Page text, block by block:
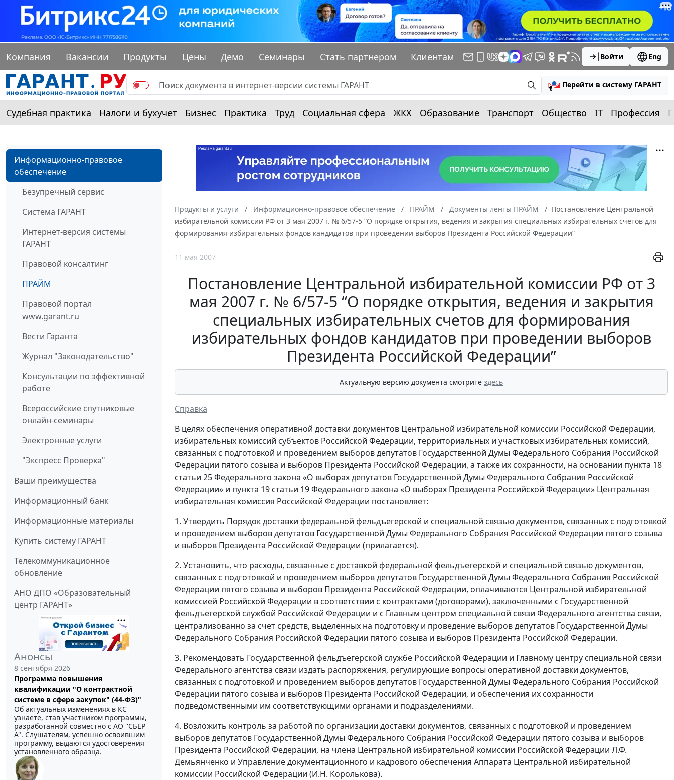
Компания Вакансии Продукты Цены Демо Семинары Стать партнером Клиентам Войти Eng
Перейти в систему ГАРАНТ
Судебная практика Налоги и бухучет Бизнес Практика Труд Социальная сфера ЖКХ Образование Транспорт Общество IT Профессия
Информационно-правовое
обеспечение
Безупречный сервис
Система ГАРАНТ
Интернет-версия системы
ГАРАНТ
Правовой консалтинг
ПРАЙМ
Правовой портал
www.garant.ru
Вести Гаранта
Журнал "Законодательство"
Консультации по эффективной
работе
Всероссийские спутниковые
онлайн-семинары
Электронные услуги
"Экспресс Проверка"
Ваши преимущества
Информационный банк
Информационные материалы
Купить систему ГАРАНТ
Телекоммуникационное
обновление
АНО ДПО «Образовательный
центр ГАРАНТ»
Анонсы
8 сентября 2026
Программа повышения
квалификации "О контрактной
системе в сфере закупок" (44-ФЗ)"
Об актуальных изменениях в КС
узнаете, став участником программы,
разработанной совместно с АО ''СБЕР
А". Слушателям, успешно освоившим
программу, выдаются удостоверения
установленного образца.
Продукты и услуги Информационно-правовое обеспечение ПРАЙМ Документы ленты ПРАЙМ
Постановление Центральной
избирательной комиссии РФ от 3 мая 2007 г. № 6/57-5 “О порядке открытия, ведения и закрытия специальных избирательных счетов для
формирования избирательных фондов кандидатов при проведении выборов Президента Российской Федерации”
11 мая 2007
Постановление Центральной избирательной комиссии РФ от 3
мая 2007 г. № 6/57-5 “О порядке открытия, ведения и закрытия
специальных избирательных счетов для формирования
избирательных фондов кандидатов при проведении выборов
Президента Российской Федерации”
Актуальную версию документа смотрите здесь
Справка
В целях обеспечения оперативной доставки документов Центральной избирательной комиссии Российской Федерации,
избирательных комиссий субъектов Российской Федерации, территориальных и участковых избирательных комиссий,
связанных с подготовкой и проведением выборов депутатов Государственной Думы Федерального Собрания Российской
Федерации пятого созыва и выборов Президента Российской Федерации, а также их сохранности, на основании пункта 18
статьи 25 Федерального закона «О выборах депутатов Государственной Думы Федерального Собрания Российской
Федерации» и пункта 19 статьи 19 Федерального закона «О выборах Президента Российской Федерации» Центральная
избирательная комиссия Российской Федерации постановляет:
1. Утвердить Порядок доставки федеральной фельдъегерской и специальной связью документов, связанных с подготовкой
и проведением выборов депутатов Государственной Думы Федерального Собрания Российской Федерации пятого созыва
и выборов Президента Российской Федерации (прилагается).
2. Установить, что расходы, связанные с доставкой федеральной фельдъегерской и специальной связью документов,
связанных с подготовкой и проведением выборов депутатов Государственной Думы Федерального Собрания Российской
Федерации пятого созыва и выборов Президента Российской Федерации, оплачиваются Центральной избирательной
комиссией Российской Федерации в соответствии с контрактами (договорами), заключенными с Государственной
фельдъегерской службой Российской Федерации и с Главным центром специальной связи Федерального агентства связи,
централизованно за счет средств, выделенных на подготовку и проведение выборов депутатов Государственной Думы
Федерального Собрания Российской Федерации пятого созыва и выборов Президента Российской Федерации.
3. Рекомендовать Государственной фельдъегерской службе Российской Федерации и Главному центру специальной связи
Федерального агентства связи издать распоряжения, регулирующие вопросы оперативной доставки документов,
связанных с подготовкой и проведением выборов депутатов Государственной Думы Федерального Собрания Российской
Федерации пятого созыва и выборов Президента Российской Федерации, и обеспечения их сохранности
подведомственными им соответствующими органами и подразделениями.
4. Возложить контроль за работой по организации доставки документов, связанных с подготовкой и проведением
выборов депутатов Государственной Думы Федерального Собрания Российской Федерации пятого созыва и выборов
Президента Российской Федерации, на члена Центральной избирательной комиссии Российской Федерации Л.Ф.
Демьянченко и Управление документационного и кадрового обеспечения Аппарата Центральной избирательной
комиссии Российской Федерации (И.Н. Королькова).